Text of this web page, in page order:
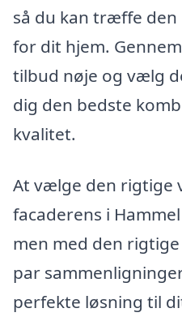
så du kan træffe
for dit hjem.
tilbud nøje og vælg
dig den bedste
kvalitet.
At vælge den rigtige
facaderens i
men med den
par
perfekte løsning til